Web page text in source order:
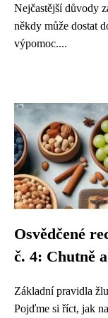
Nejčastější důvody
někdy může dostat
výpomoc....
Osvědčené
č. 4: Chutně
Základní pravidla
Pojďme si říct, jak